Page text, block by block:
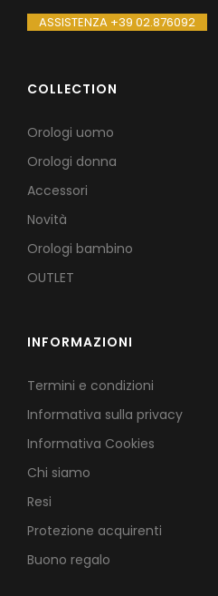
ASSISTENZA +39 02.876092
COLLECTION
Orologi uomo
Orologi donna
Accessori
Novità
Orologi bambino
OUTLET
INFORMAZIONI
Termini e condizioni
Informativa sulla privacy
Informativa Cookies
Chi siamo
Resi
Protezione acquirenti
Buono regalo